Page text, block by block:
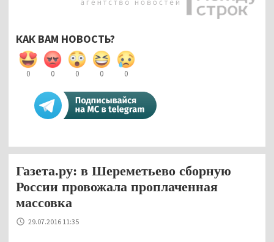
КАК ВАМ НОВОСТЬ?
0 0 0 0 0
Газета.ру: в Шереметьево сборную
России провожала проплаченная
массовка
29.07.2016 11:35